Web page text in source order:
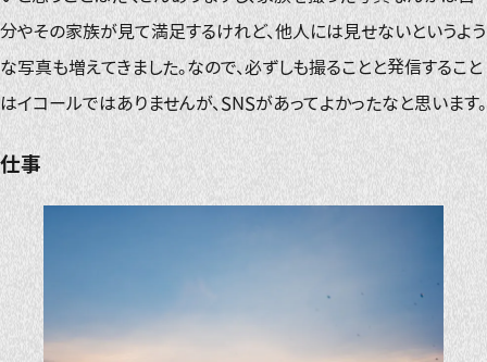
分やその家族が見て満足するけれど、他人には見せないというよう
な写真も増えてきました。なので、必ずしも撮ることと発信すること
はイコールではありませんが、SNSがあってよかったなと思います。
仕事